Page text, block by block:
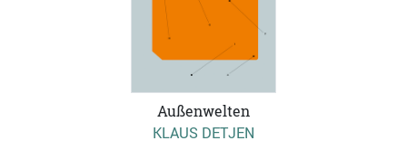
Außenwelten
KLAUS DETJEN